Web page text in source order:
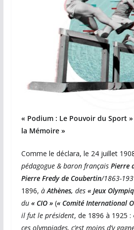
« Podium : Le Pouvoir du Sport »
la Mémoire »
Comme le déclara, le 24 juillet
pédagogue & baron français Pierre
Pierre Fredy de Coubertin/1863-
1896, àAthènes, des « Jeux
du« CIO » (« Comité International
il fut le président, de 1896 à 1925 :
ces olympiades, c’est moins d’y